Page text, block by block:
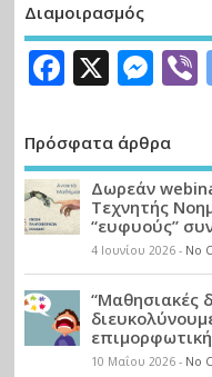
Διαμοιρασμός
X
Πρόσφατα άρθρα
Δωρεάν
Τεχνητής
“ευφυούς”
4 Ιουνίου 2026- No
“Μαθησιακές
10 Μαΐου 2026- No